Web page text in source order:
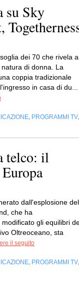
su Sky
dei 70 che rivela
di donna. La
coppia tradizionale
in casa di du...
PROGRAMMI TV
telco: il
dall'esplosione del
che ha
gli equilibri
Oltreoceano, sta
il seguito
PROGRAMMI TV